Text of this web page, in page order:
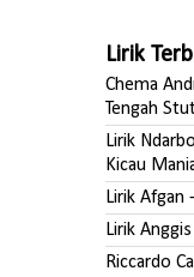
Lirik
Chema
Tengah
Lirik
Kicau
Lirik Afgan
Lirik
Riccardo